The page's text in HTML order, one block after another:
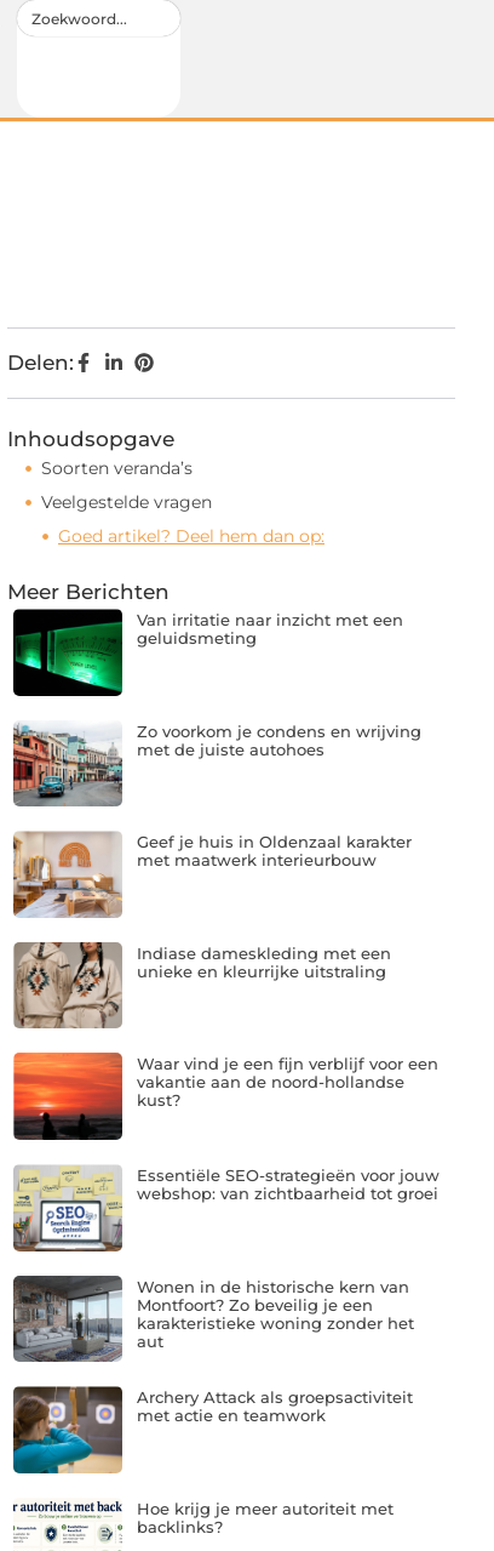
Delen:
Inhoudsopgave
Soorten veranda’s
Veelgestelde vragen
Goed artikel? Deel hem dan op:
Meer Berichten
Van irritatie naar inzicht met een
geluidsmeting
Zo voorkom je condens en wrijving
met de juiste autohoes
Geef je huis in Oldenzaal karakter
met maatwerk interieurbouw
Indiase dameskleding met een
unieke en kleurrijke uitstraling
Waar vind je een fijn verblijf voor een
vakantie aan de noord-hollandse
kust?
Essentiële SEO-strategieën voor jouw
webshop: van zichtbaarheid tot groei
Wonen in de historische kern van
Montfoort? Zo beveilig je een
karakteristieke woning zonder het
aut
Archery Attack als groepsactiviteit
met actie en teamwork
Hoe krijg je meer autoriteit met
backlinks?